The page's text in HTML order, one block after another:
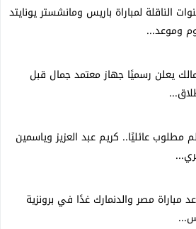
الناقلة لمباراة باريس ومانشستر يونايتد
وموعد...
يعلن رسميًا جهاز معتمد جمال قبل
مطلوب عائليًا.. كريم عبد العزيز وياسمين
مباراة مصر والدنمارك غدًا في برونزية